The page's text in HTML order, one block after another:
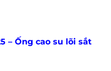
– Ống cao su lõi sắt